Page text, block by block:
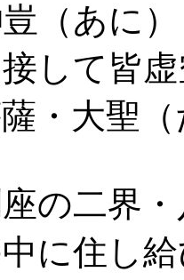
豈（あに
接して皆
・大聖
の二界
に住し